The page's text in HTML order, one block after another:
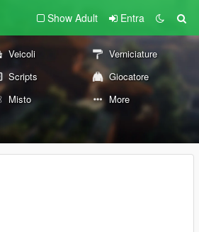
Show Adult Entra
Veicoli
Verniciature
Scripts
Giocatore
Misto More